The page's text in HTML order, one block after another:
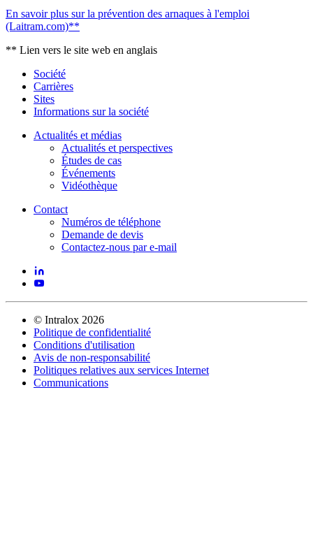
En savoir plus sur la prévention des arnaques à l'emploi
Société
Carrières
Sites
Actualités et médias
Actualités et perspectives
Études de cas
Événements
Contact
Numéros de téléphone
Demande de devis
©Intralox 2026
Politique de confidentialité
Conditions d'utilisation
Avis de non-responsabilité
Politiques relatives aux services Internet